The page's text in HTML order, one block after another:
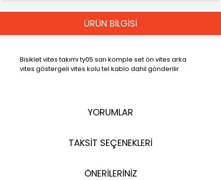
ÜRÜN BİLGİSİ
Bisiklet vites takımı ty05 sarı komple set ön vites arka
vites göstergeli vites kolu tel kablo dahil gönderilir
YORUMLAR
TAKSİT SEÇENEKLERİ
ÖNERİLERİNİZ